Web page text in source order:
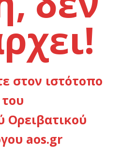
στον ιστότοπο
του
Ορειβατικού
aos.gr